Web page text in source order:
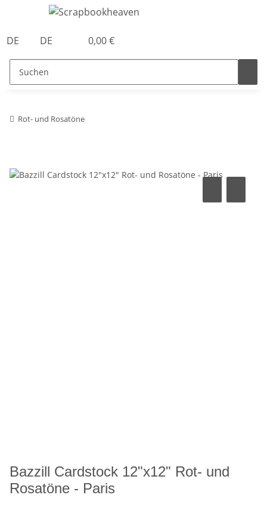
DE DE 0,00 €
Rot- und Rosatöne
Bazzill Cardstock 12"x12" Rot- und
Rosatöne - Paris